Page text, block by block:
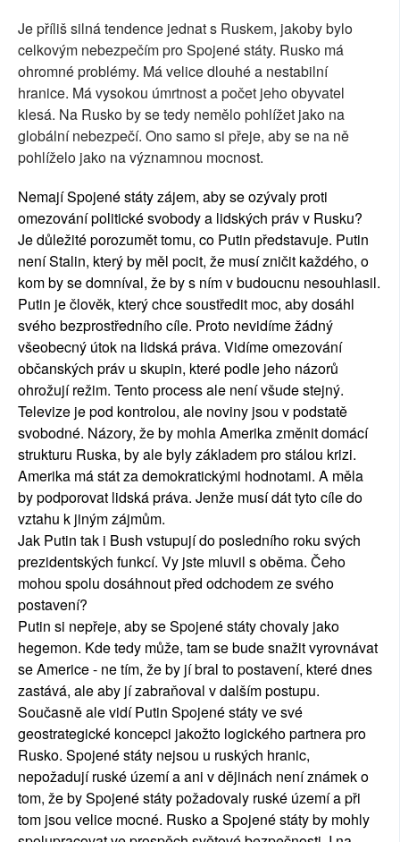
Je příliš silná tendence jednat s Ruskem, jakoby bylo
celkovým nebezpečím pro Spojené státy. Rusko má
ohromné problémy. Má velice dlouhé a nestabilní
hranice. Má vysokou úmrtnost a počet jeho obyvatel
klesá. Na Rusko by se tedy nemělo pohlížet jako na
globální nebezpečí. Ono samo si přeje, aby se na ně
pohlíželo jako na významnou mocnost.
Nemají Spojené státy zájem, aby se ozývaly proti
omezování politické svobody a lidských práv v Rusku?
Je důležité porozumět tomu, co Putin představuje. Putin
není Stalin, který by měl pocit, že musí zničit každého, o
kom by se domníval, že by s ním v budoucnu nesouhlasil.
Putin je člověk, který chce soustředit moc, aby dosáhl
svého bezprostředního cíle. Proto nevidíme žádný
všeobecný útok na lidská práva. Vidíme omezování
občanských práv u skupin, které podle jeho názorů
ohrožují režim. Tento process ale není všude stejný.
Televize je pod kontrolou, ale noviny jsou v podstatě
svobodné. Názory, že by mohla Amerika změnit domácí
strukturu Ruska, by ale byly základem pro stálou krizi.
Amerika má stát za demokratickými hodnotami. A měla
by podporovat lidská práva. Jenže musí dát tyto cíle do
vztahu k jiným zájmům.
Jak Putin tak i Bush vstupují do posledního roku svých
prezidentských funkcí. Vy jste mluvil s oběma. Čeho
mohou spolu dosáhnout před odchodem ze svého
postavení?
Putin si nepřeje, aby se Spojené státy chovaly jako
hegemon. Kde tedy může, tam se bude snažit vyrovnávat
se Americe - ne tím, že by jí bral to postavení, které dnes
zastává, ale aby jí zabraňoval v dalším postupu.
Současně ale vidí Putin Spojené státy ve své
geostrategické koncepci jakožto logického partnera pro
Rusko. Spojené státy nejsou u ruských hranic,
nepožadují ruské území a ani v dějinách není známek o
tom, že by Spojené státy požadovaly ruské území a při
tom jsou velice mocné. Rusko a Spojené státy by mohly